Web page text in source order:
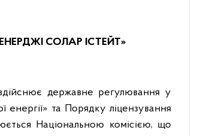
«ЕНЕРДЖІ СОЛАР ІСТЕЙТ»
державне регулювання у
та Порядку ліцензування
Національною комісією, що